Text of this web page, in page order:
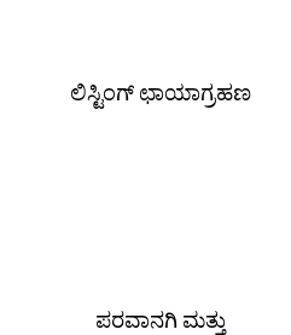
ಲಿಸ್ಟಿಂಗ್ ಛಾಯಾಗ್ರಹಣ
ಪರವಾನಗಿ ಮತ್ತು